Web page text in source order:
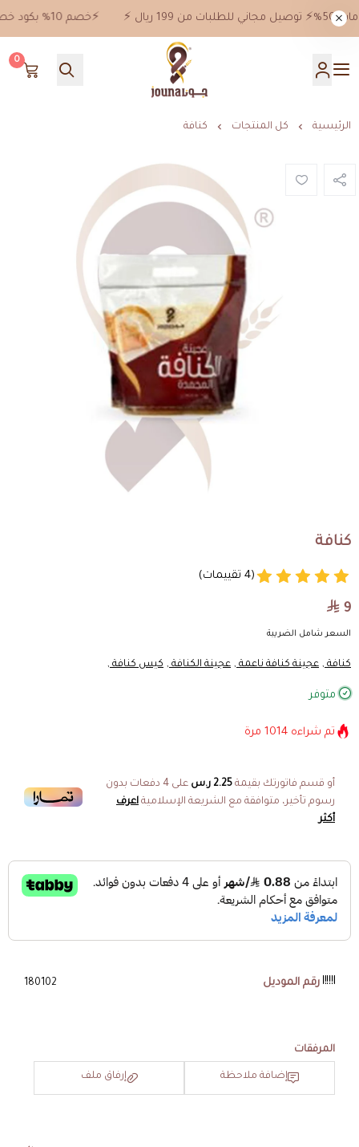
⚡️خصم 10% بكود خصم jn10 علي جميع المنتجات ماعدا خصومات 50%⚡️ توصيل مجاني للطلبات من 199 ريال ⚡️
جونا
0
الرئيسية كل المنتجات كنافة
كنافة
(4 تقييمات)
9
السعر شامل الضريبة
كنافة , عجينة كنافة ناعمة , عجينة الكنافة , كيس كنافة ,
متوفر
تم شراءه 1014 مرة
أو قسم فاتورتك بقيمة 2.25 ر.س على 4 دفعات بدون
رسوم تأخير، متوافقة مع الشريعة الإسلامية اعرف
أكثر
رقم الموديل 180102
المرفقات
إضافة ملاحظة إرفاق ملف